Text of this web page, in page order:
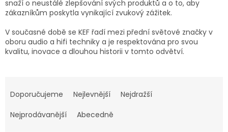
snaží o neustálé zlepšování svých produktů a o to, aby
zákazníkům poskytla vynikající zvukový zážitek.
V současné době se KEF řadí mezi přední světové značky v
oboru audio a hifi techniky a je respektována pro svou
kvalitu, inovace a dlouhou historii v tomto odvětví.
a
e
Doporučujeme Nejlevnější
Nejdražší
Nejprodávanější
Abecedně